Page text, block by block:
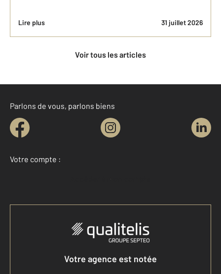
Lire plus 31 juillet 2026
Voir tous les articles
Parlons de vous, parlons biens
Votre compte :
Accéder à mon compte
Votre agence est notée